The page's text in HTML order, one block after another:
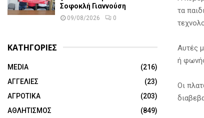
τα
Αυτές
ή
Οι
Σοφοκλή Γιαννούση
09/08/2026 0
ΚΑΤΗΓΟΡΙΕΣ
MEDIA
(216)
ΑΓΓΕΛΙΕΣ
(23)
ΑΓΡΟΤΙΚΑ
(203)
ΑΘΛΗΤΙΣΜΟΣ
(849)